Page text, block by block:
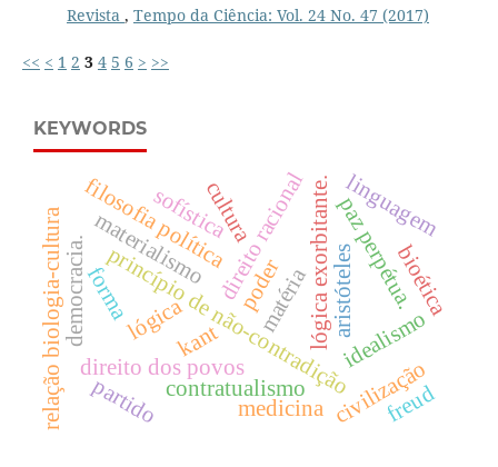
Revista , Tempo da Ciência: Vol. 24 No. 47 (2017)
<< < 1 2 3 4 5 6 > >>
KEYWORDS
lógica
princípio de não-contradição
lógica exorbitante.
kant
direito racional
filosofia política
direito dos povos
contratualismo
paz perpétua.
idealismo
materialismo
forma matéria
democracia.
linguagem
aristóteles
sofística
civilização
cultura
relação biologia-cultura bioética
medicina
partido
poder
freud